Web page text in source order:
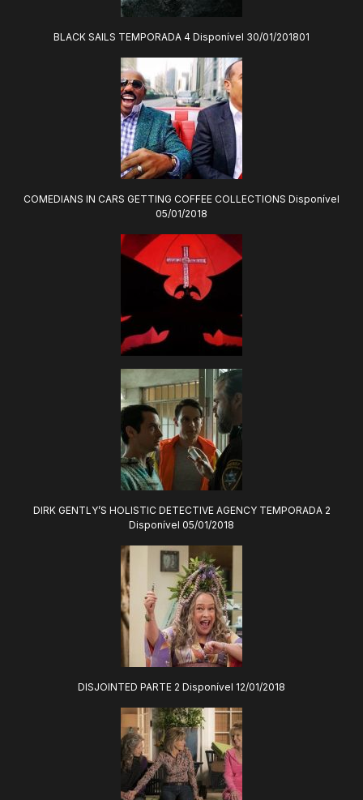
BLACK SAILS TEMPORADA 4 Disponível 30/01/201801
COMEDIANS IN CARS GETTING COFFEE COLLECTIONS Disponível
05/01/2018
DIRK GENTLY’S HOLISTIC DETECTIVE AGENCY TEMPORADA 2
Disponível 05/01/2018
DISJOINTED PARTE 2 Disponível 12/01/2018